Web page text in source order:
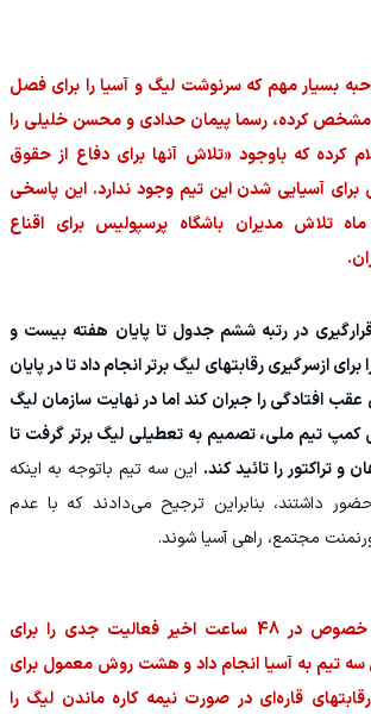
بسیار مهم که سرنوشت لیگ و آسیا را برای فصل
مشخص کرده، رسما پیمان حدادی و محسن خلیلی را
کرده که باوجود «تلاش آنها برای دفاع از حقوق
آسیایی شدن این تیم وجود ندارد. این پاسخی
تلاش مدیران باشگاه پرسپولیس برای اقناع
در رتبه ششم جدول تا پایان هفته بیست و
ازسرگیری رقابتهای لیگ برتر انجام داد تا در پایان
افتادگی را جبران کند اما در نهایت سازمان لیگ
کمپ تیم ملی، تصمیم به تعطیلی لیگ برتر گرفت تا
تراکتور را تائید کند. این سه تیم باتوجه به اینکه
داشتند، بنابراین ترجیح می‌دادند که با عدم
مجتمع، راهی آسیا شوند.
باشگاه پرسپولیس به خصوص در 48 ساعت اخیر فعالیت جدی را برای
سه تیم به آسیا انجام داد و هشت روش معمول برای
قاره‌ای در صورت نیمه کاره ماندن لیگ را